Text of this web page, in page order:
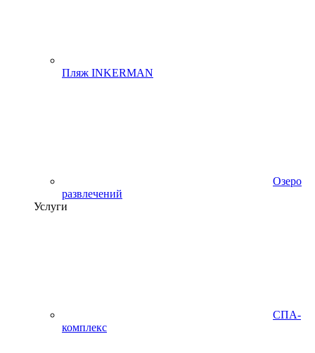
Пляж INKERMAN
Озеро
развлечений
Услуги
СПА-
комплекс